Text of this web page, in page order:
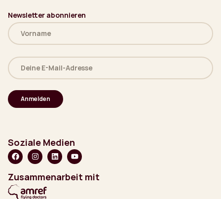
Newsletter abonnieren
Name
(erforderlich)
Deine
E-
Mail-
(erforderlich)
Soziale Medien
Zusammenarbeit mit